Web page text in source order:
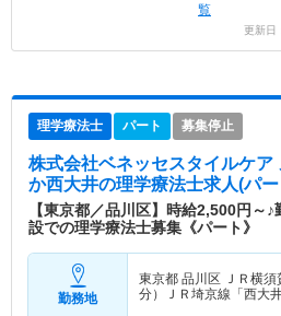
覧
更新
理学療法士 パート 募集停止
株式会社ベネッセスタイルケア
か西大井の理学療法士求人(パ
【東京都／品川区】時給2,500円～
設での理学療法士募集《パート》
勤務地
東京都 品川区 ＪＲ横
分）ＪＲ埼京線「西大